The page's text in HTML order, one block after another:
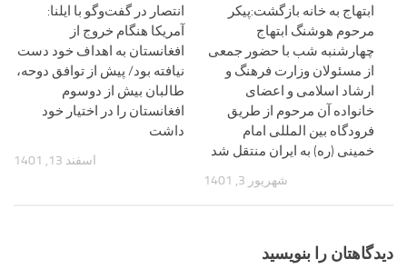
انتصار در گفت‌وگو با ایلنا:
آمریکا هنگام خروج از
افغانستان به اهداف خود دست
نیافته بود/ پیش از توافق دوحه،
طالبان بیش از دوسوم
افغانستان را در اختیار خود
داشت
اسفند 13, 1401
ابتهاج به خانه بازگشت:پیکر
مرحوم هوشنگ ابتهاج
چهارشنبه شب با حضور جمعی
از مسئولان وزارت فرهنگ و
ارشاد اسلامی و اعضای
خانواده آن مرحوم از طریق
فرودگاه بین المللی امام
خمینی (ره) به ایران منتقل شد
شهریور 3, 1401
دیدگاهتان را بنویسید